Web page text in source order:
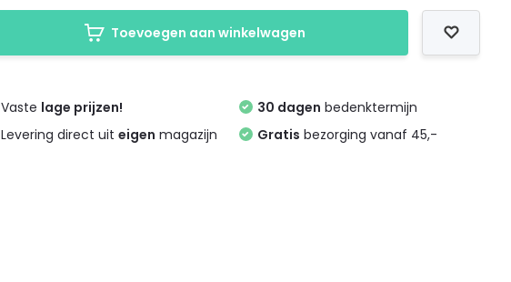
Toevoegen aan winkelwagen
Vaste lage prijzen!
Levering direct uiteigen magazijn
30 dagen bedenktermijn
Gratis bezorging vanaf 45,-